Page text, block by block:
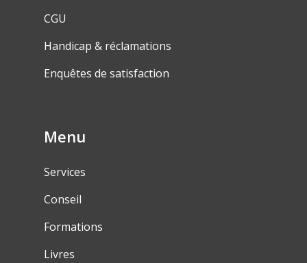
CGU
Handicap & réclamations
Enquêtes de satisfaction
Menu
Services
Conseil
Formations
Livres